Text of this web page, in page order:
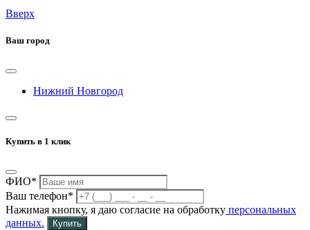
Вверх
Ваш город
Нижний Новгород
Купить в 1 клик
ФИО*
Ваш телефон*
Нажимая кнопку, я даю согласие на обработку персональных
данных.
Купить